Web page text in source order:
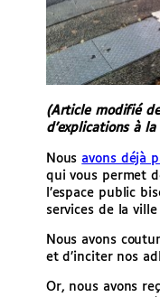
(Article modifié
d’explications à
Nousavons déjà
qui vous permet
l’espace public
services de la ville
Nous avons
et d’inciter nos
Or, nous avons